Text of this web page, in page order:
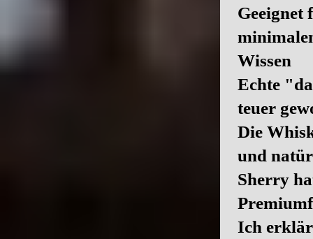
Geeignet
Wissen
Echte
teuer
Die
und
Sherry
Ich